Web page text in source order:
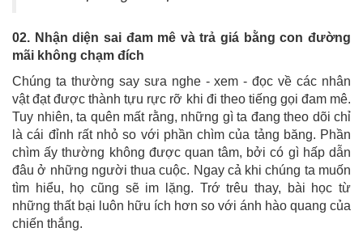
02. Nhận diện sai đam mê và trả giá bằng con đường
mãi không chạm đích
Chúng ta thường say sưa nghe - xem - đọc về các nhân
vật đạt được thành tựu rực rỡ khi đi theo tiếng gọi đam mê.
Tuy nhiên, ta quên mất rằng, những gì ta đang theo dõi chỉ
là cái đỉnh rất nhỏ so với phần chìm của tảng băng. Phần
chìm ấy thường không được quan tâm, bởi có gì hấp dẫn
đâu ở những người thua cuộc. Ngay cả khi chúng ta muốn
tìm hiểu, họ cũng sẽ im lặng. Trớ trêu thay, bài học từ
những thất bại luôn hữu ích hơn so với ánh hào quang của
chiến thắng.